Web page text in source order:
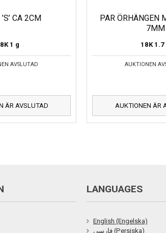
CA 2CM
1 g
AVSLUTAD
ÄR AVSLUTAD
PAR ÖRHÄNGEN
7MM
18K 1.7
AUKTIONEN
AUKTIONEN ÄR
LANGUAGES
English (Engelska)
فارسی (Persiska)